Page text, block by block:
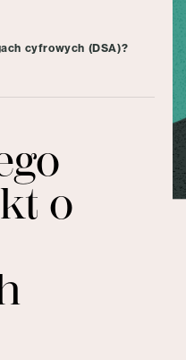
cyfrowych (DSA)?
o